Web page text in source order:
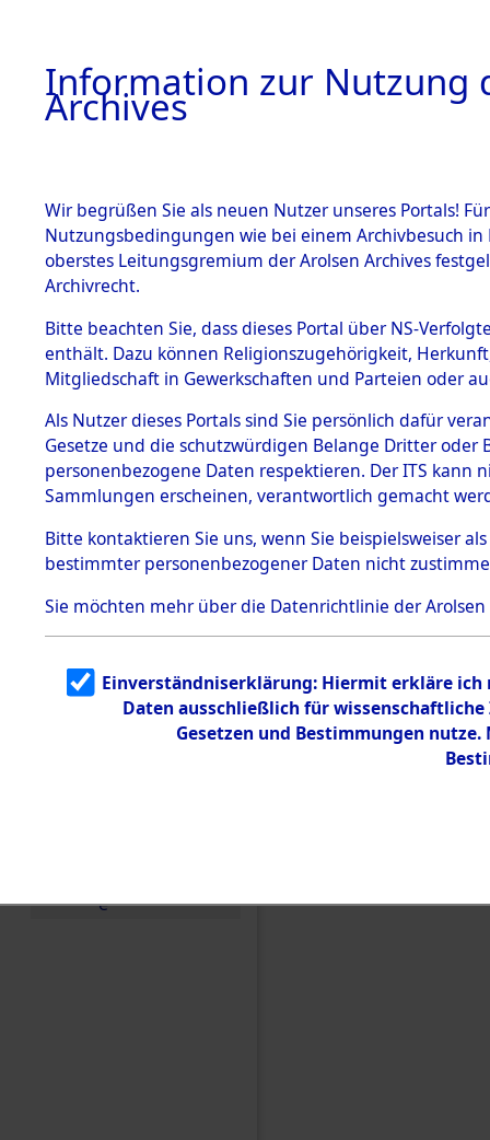
BESTÄNDE
1.
mente
5. Verschiedenes
5.3
Todesmärsche
5.3.1 Alliierte
Erhebungen
zu
Todesmärsch
en
5.3.2
g
5.3.3
Todesmärsch
e
Baden-
Heilbronn
Information zur Nutzung
Archives
Wir begrüßen Sie als neuen Nutzer unseres Portals!
Nutzungsbedingungen wie bei einem Archivbesuch
oberstes Leitungsgremium der Arolsen Archives
Archivrecht.
Bitte beachten Sie, dass dieses Portal über NS-
enthält. Dazu können Religionszugehörigkeit,
Mitgliedschaft in Gewerkschaften und Parteien oder
Als Nutzer dieses Portals sind Sie persönlich dafür
Gesetze und die schutzwürdigen Belange Dritter
personenbezogene Daten respektieren. Der ITS
Sammlungen erscheinen, verantwortlich gemacht
Bitte kontaktieren Sie uns, wenn Sie beispielsweiser
bestimmter personenbezogener Daten nicht
Sie möchten mehr über die Datenrichtlinie der Arolsen
Einverständniserklärung: Hiermit erkläre ich
Daten ausschließlich für
Gesetzen und Bestimmungen